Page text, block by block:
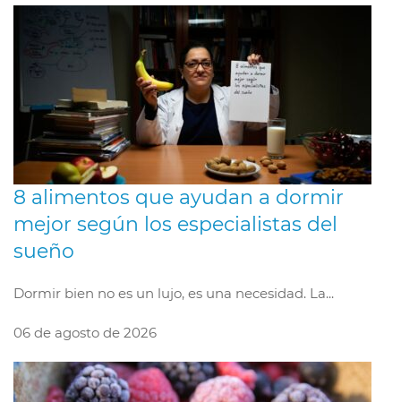
8 alimentos que ayudan a dormir
mejor según los especialistas del
sueño
Dormir bien no es un lujo, es una necesidad. La...
06 de agosto de 2026